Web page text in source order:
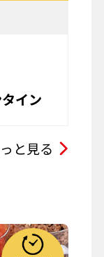
イン
ーン
と見る